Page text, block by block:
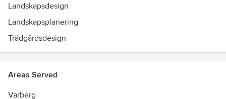
Landskapsdesign
Landskapsplanering
Trädgårdsdesign
Areas Served
Varberg